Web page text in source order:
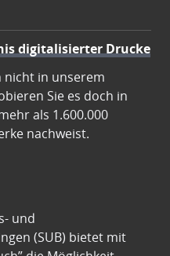
digitalisierter Drucke
nicht in unserem
Sie es doch in
als 1.600.000
nachweist.
und
(SUB) bietet mit